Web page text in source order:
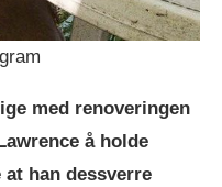
med renoveringen
å holde
han dessverre